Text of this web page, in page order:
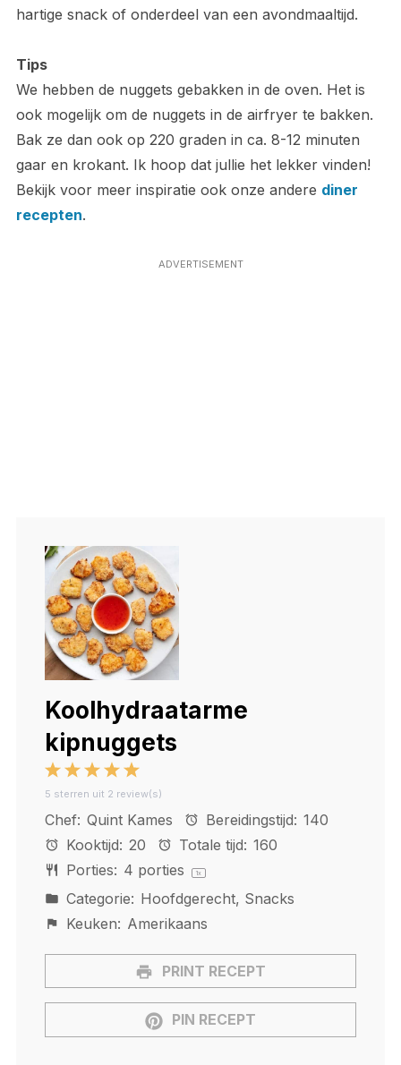
hartige snack of onderdeel van een avondmaaltijd.
Tips
We hebben de nuggets gebakken in de oven. Het is
ook mogelijk om de nuggets in de airfryer te bakken.
Bak ze dan ook op 220 graden in ca. 8-12 minuten
gaar en krokant. Ik hoop dat jullie het lekker vinden!
Bekijk voor meer inspiratie ook onze andere diner
recepten.
ADVERTISEMENT
Koolhydraatarme
kipnuggets
5
Stars
4
Stars
3
Stars
2
Stars
1
Star
5 sterren uit 2 review(s)
Chef: Quint Kames Bereidingstijd: 140
Kooktijd: 20 Totale tijd: 160
Porties: 4 porties 1x
Categorie: Hoofdgerecht, Snacks
Keuken: Amerikaans
PRINT RECEPT
PIN RECEPT